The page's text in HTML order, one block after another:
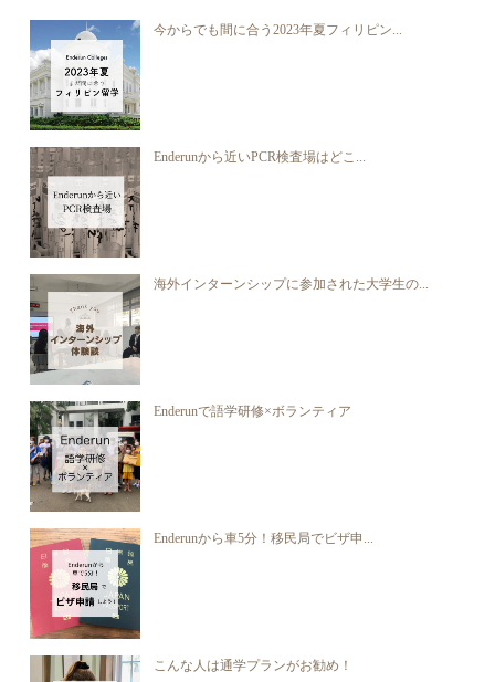
今からでも間に合う2023年夏フィリピン...
Enderunから近いPCR検査場はどこ...
海外インターンシップに参加された大学生の...
Enderunで語学研修×ボランティア
Enderunから車5分！移民局でビザ申...
こんな人は通学プランがお勧め！